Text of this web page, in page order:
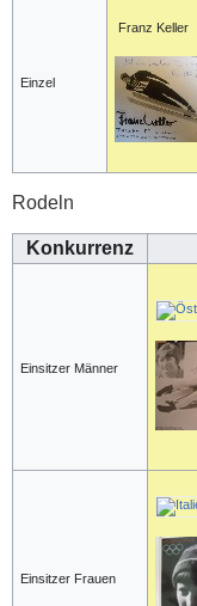
Einzel
Franz Keller
Rodeln
Konkurrenz
Einsitzer Männer
Einsitzer Frauen